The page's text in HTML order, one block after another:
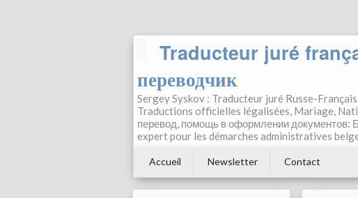
Traducteur juré
переводчик
Sergey Syskov : Traducteur juré Russe-
Traductions officielles légalisées, Mariage,
перевод, помощь в оформлении документов:
expert pour les démarches administratives
Accueil Newsletter Contact